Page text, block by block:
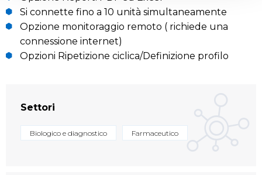
Si connette fino a 10 unità simultaneamente
Opzione monitoraggio remoto ( richiede una
connessione internet)
Opzioni Ripetizione ciclica/Definizione profilo
Settori
Biologico e diagnostico Farmaceutico